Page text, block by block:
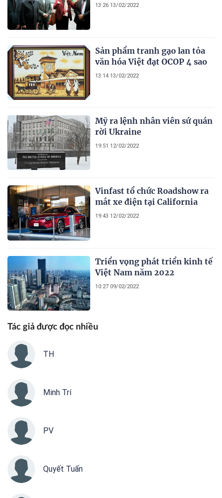
Nội
13:26 13/02/2022
Sản phẩm tranh gạo lan tỏa
văn hóa Việt đạt OCOP 4 sao
13:14 13/02/2022
Mỹ ra lệnh nhân viên sứ quán
rời Ukraine
19:51 12/02/2022
Vinfast tổ chức Roadshow ra
mắt xe điện tại California
19:43 12/02/2022
Triển vọng phát triển kinh tế
Việt Nam năm 2022
10:27 09/02/2022
Tác giả được đọc nhiều
TH
Minh Trí
PV
Quyết Tuấn